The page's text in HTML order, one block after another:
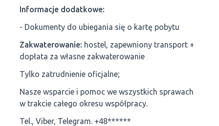
Informacje dodatkowe:
- Dokumenty do ubiegania się o kartę pobytu
Zakwaterowanie: hostel, zapewniony transport +
dopłata za własne zakwaterowanie
Tylko zatrudnienie oficjalne;
Nasze wsparcie i pomoc we wszystkich sprawach
w trakcie całego okresu współpracy.
Tel., Viber, Telegram. +48******